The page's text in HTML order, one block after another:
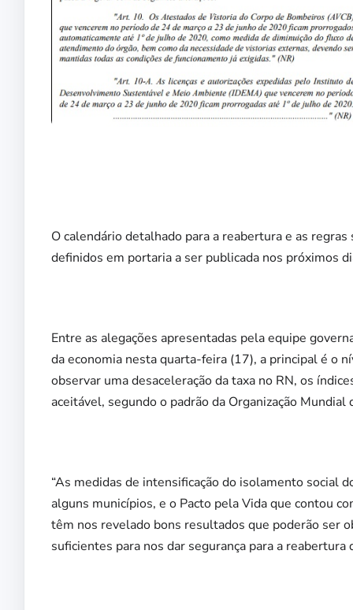
O calendário detalhado para a reabertura e as
definidos em portaria a ser publicada nos próximos
Entre as alegações apresentadas pela equipe
da economia nesta quarta-feira (17), a principal é o
observar uma desaceleração da taxa no RN, os
aceitável, segundo o padrão da Organização
“As medidas de intensificação do isolamento social
alguns municípios, e o Pacto pela Vida que contou
têm nos revelado bons resultados que poderão ser
suficientes para nos dar segurança para a reabertura